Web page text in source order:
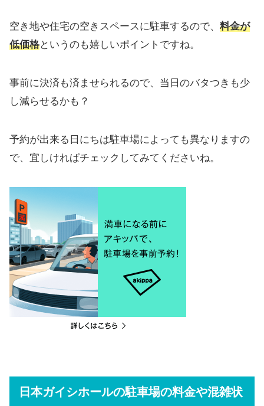
空き地や住宅の空きスペースに駐車するので、 料金が
低価格というのも嬉しいポイントですね。
事前に決済も済ませられるので、当日のバタつきも少
し減らせるかも？
予約が出来る日にちは駐車場によっても異なりますの
で、宜しければチェックしてみてくださいね。
日本ガイシホールの駐車場の料金や混雑状